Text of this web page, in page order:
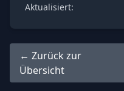
Aktualisiert:
← Zurück zur
Übersicht